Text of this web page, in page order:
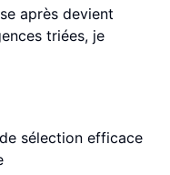
après devient
triées, je